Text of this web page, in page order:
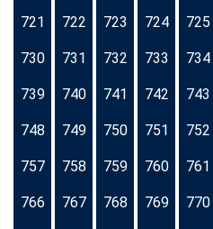
721 722 723 724 725
730 731 732 733 734
739 740 741 742 743
748 749 750 751 752
757 758 759 760 761
766 767 768 769 770